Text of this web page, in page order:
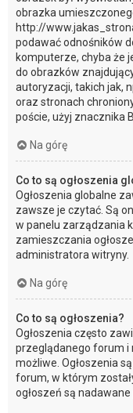
obrazka
http://
podawać odnośników
komputerze, chyba że
do obrazków
autoryzacji, takich jak,
oraz stronach
poście, użyj znacznika
Na górę
Co to są ogłoszenia
Ogłoszenia globalne
zawsze je czytać. Są
w panelu zarządzania
zamieszczania
administratora witryny.
Na górę
Co to są ogłoszenia?
Ogłoszenia często
przeglądanego forum i
możliwe. Ogłoszenia
forum, w którym
ogłoszeń są